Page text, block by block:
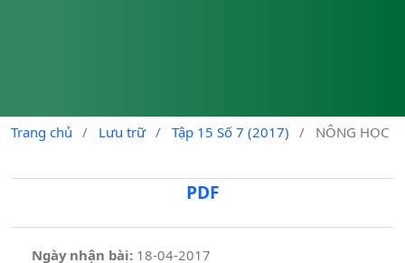
Trang chủ / Lưu trữ / Tập 15 Số 7 (2017) / NÔNG HỌC
PDF
Ngày nhận bài: 18-04-2017